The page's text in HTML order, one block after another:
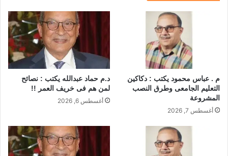
o
m
n
م . عباس محمود يكتب : دكاكين
التعليم الجامعى وطرق النصب
المشروعة
أغسطس 7, 2026
د.م حماد عبدالله يكتب : نصائح
لمن هم فى خريف العمر !!
أغسطس 6, 2026